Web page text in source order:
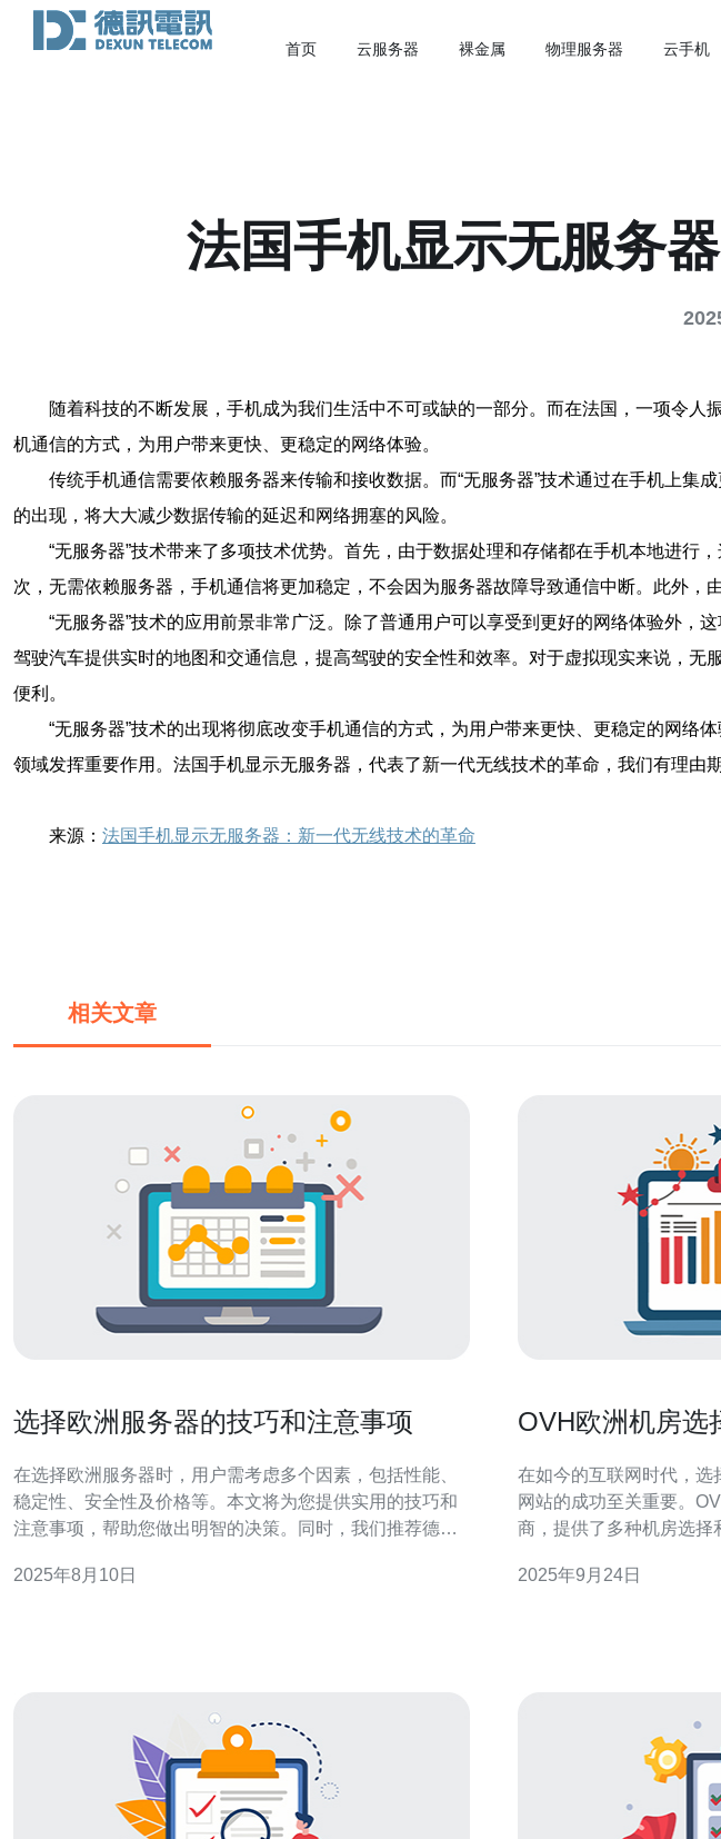
首页 云服务器 裸金属 物理服务器 云手机
法国手机显示无服务
随着科技的不断发展，手机成为我们生活中不可或缺的一部分。而在法国，一项令
机通信的方式，为用户带来更快、更稳定的网络体验。
传统手机通信需要依赖服务器来传输和接收数据。而“无服务器”技术通过在手机上
的出现，将大大减少数据传输的延迟和网络拥塞的风险。
“无服务器”技术带来了多项技术优势。首先，由于数据处理和存储都在手机本地进
次，无需依赖服务器，手机通信将更加稳定，不会因为服务器故障导致通信中断。此外
“无服务器”技术的应用前景非常广泛。除了普通用户可以享受到更好的网络体验外
驾驶汽车提供实时的地图和交通信息，提高驾驶的安全性和效率。对于虚拟现实来说，
便利。
“无服务器”技术的出现将彻底改变手机通信的方式，为用户带来更快、更稳定的网
领域发挥重要作用。法国手机显示无服务器，代表了新一代无线技术的革命，我们有理由
来源： 法国手机显示无服务器：新一代无线技术的革命
相关文章
选择欧洲服务器的技巧和注意事项
在选择欧洲服务器时，用户需考虑多个因素，包括性能、
稳定性、安全性及价格等。本文将为您提供实用的技巧和
注意事项，帮助您做出明智的决策。同时，我们推荐德讯
支持，为用户提供理想的解决方案。 了解欧洲服务器的类
2025年8月10日
OVH欧洲机房选
在如今的互联网时代，选
网站的成功至关重要。
商，提供了多种机房选择
决策。 首先，我们来看一下OVH在欧洲的机房分布情况。
2025年9月24日